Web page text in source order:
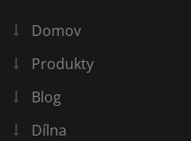
Domov
Produkty
Blog
Dílna